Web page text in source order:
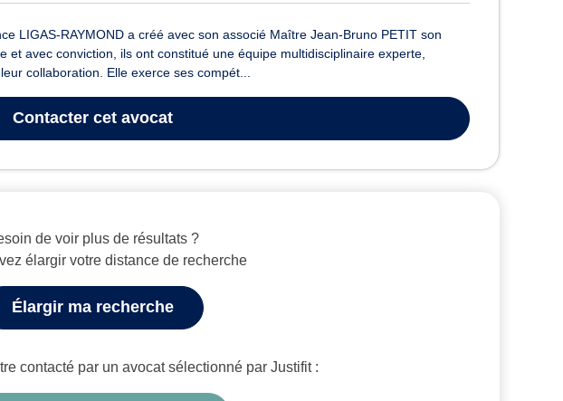
LIGAS-RAYMOND a créé avec son associé Maître Jean-Bruno PETIT son
avec conviction, ils ont constitué une équipe multidisciplinaire experte,
collaboration. Elle exerce ses compét...
Contacter cet avocat
de voir plus de résultats ?
élargir votre distance de recherche
Élargir ma recherche
contacté par un avocat sélectionné par Justifit :